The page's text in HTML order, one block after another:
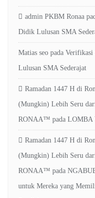
admin PKBM Ronaa
Didik Lulusan SMA
Matias seo pada Verifikasi
Lulusan SMA Sederajat
Ramadan 1447 H di
(Mungkin) Lebih Seru
RONAA™ pada LOMBA
Ramadan 1447 H di
(Mungkin) Lebih Seru
RONAA™ pada
untuk Mereka yang